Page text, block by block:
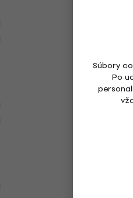
Súbory
Po